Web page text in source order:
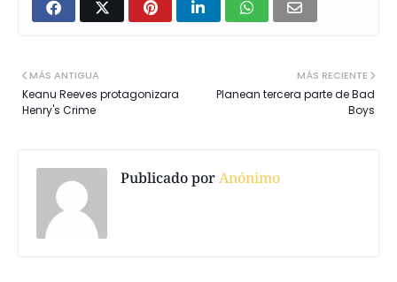
MÁS RECIENTE
Planean tercera parte de Bad
Boys
MÁS ANTIGUA
Keanu Reeves protagonizara
Henry's Crime
Publicado porAnónimo